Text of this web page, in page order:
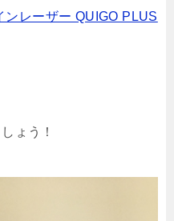
レーザー QUIGO PLUS
ょう！